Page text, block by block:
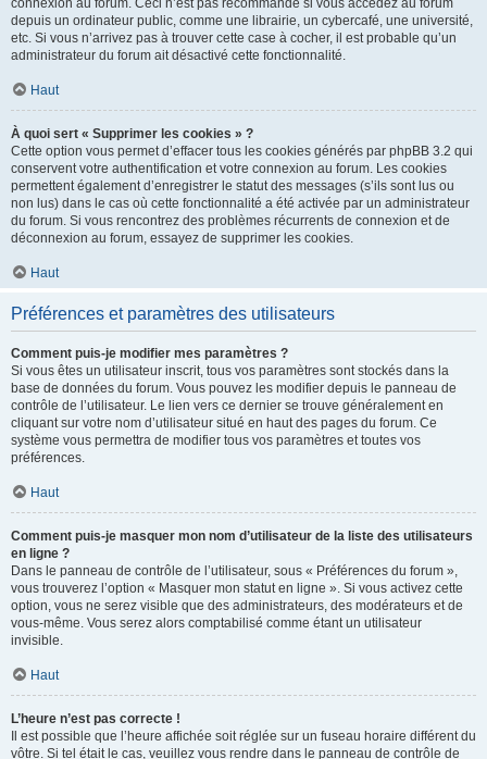
connexion au forum. Ceci n’est pas recommandé si vous accédez au forum
depuis un ordinateur public, comme une librairie, un cybercafé, une université,
etc. Si vous n’arrivez pas à trouver cette case à cocher, il est probable qu’un
administrateur du forum ait désactivé cette fonctionnalité.
Haut
À quoi sert « Supprimer les cookies » ?
Cette option vous permet d’effacer tous les cookies générés par phpBB 3.2 qui
conservent votre authentification et votre connexion au forum. Les cookies
permettent également d’enregistrer le statut des messages (s’ils sont lus ou
non lus) dans le cas où cette fonctionnalité a été activée par un administrateur
du forum. Si vous rencontrez des problèmes récurrents de connexion et de
déconnexion au forum, essayez de supprimer les cookies.
Haut
Préférences et paramètres des utilisateurs
Comment puis-je modifier mes paramètres ?
Si vous êtes un utilisateur inscrit, tous vos paramètres sont stockés dans la
base de données du forum. Vous pouvez les modifier depuis le panneau de
contrôle de l’utilisateur. Le lien vers ce dernier se trouve généralement en
cliquant sur votre nom d’utilisateur situé en haut des pages du forum. Ce
système vous permettra de modifier tous vos paramètres et toutes vos
préférences.
Haut
Comment puis-je masquer mon nom d’utilisateur de la liste des utilisateurs
en ligne ?
Dans le panneau de contrôle de l’utilisateur, sous « Préférences du forum »,
vous trouverez l’option « Masquer mon statut en ligne ». Si vous activez cette
option, vous ne serez visible que des administrateurs, des modérateurs et de
vous-même. Vous serez alors comptabilisé comme étant un utilisateur
invisible.
Haut
L’heure n’est pas correcte !
Il est possible que l’heure affichée soit réglée sur un fuseau horaire différent du
vôtre. Si tel était le cas, veuillez vous rendre dans le panneau de contrôle de